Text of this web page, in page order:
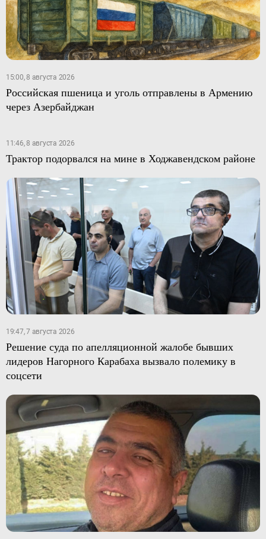
15:00, 8 августа 2026
Российская пшеница и уголь отправлены в Армению
через Азербайджан
11:46, 8 августа 2026
Трактор подорвался на мине в Ходжавендском районе
19:47, 7 августа 2026
Решение суда по апелляционной жалобе бывших
лидеров Нагорного Карабаха вызвало полемику в
соцсети